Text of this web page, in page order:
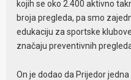
kojih se oko 2.400 aktivno
broja pregleda, pa smo
edukaciju za sportske
značaju preventivnih
On je dodao da Prijedor